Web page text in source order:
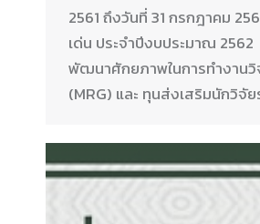
2561 ถึงวันที่ 31 กรกฎาคม
เด่น ประจำปีงบประมาณ
พัฒนาศักยภาพในการทำงานวิ
(MRG) และ ทุนส่งเสริมนักวิจั